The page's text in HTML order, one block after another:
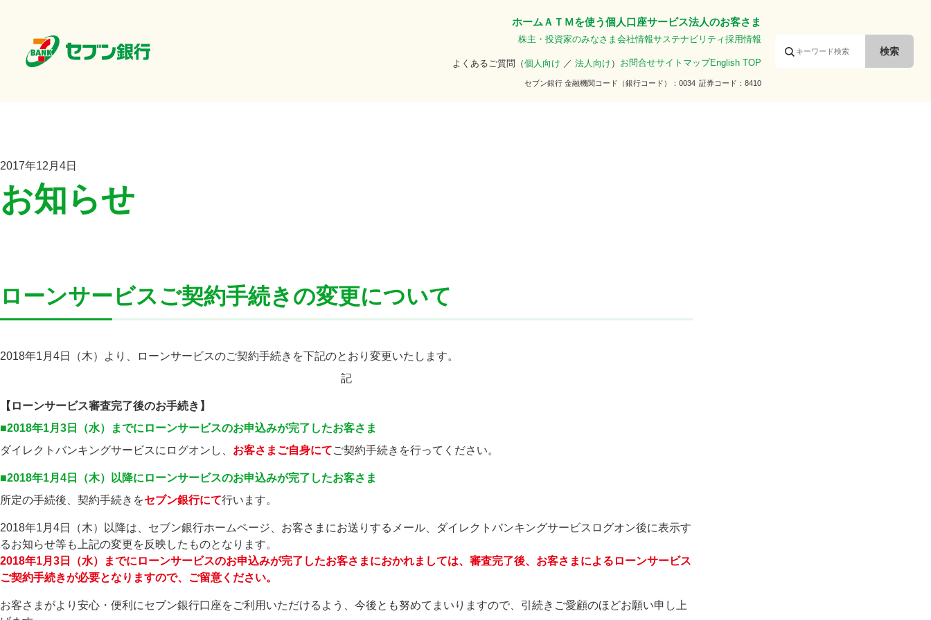
ホーム ＡＴＭを使う個人口座サービス法人のお客さま
株主・投資家のみなさま 会社情報サステナビリティ採用情報
よくあるご質問（個人向け ／ 法人向け ） お問合せサイトマップEnglish TOP
セブン銀行 金融機関コード（銀行コード） 0034 証券コード 8410
2017年12月4日
お知らせ
ローンサービスご契約手続きの変更について
2018年1月4日（木）より、ローンサービスのご契約手続きを下記のとおり変更いたします。
記
【ローンサービス審査完了後のお手続き】
■2018年1月3日（水）までにローンサービスのお申込みが完了したお客さま
ダイレクトバンキングサービスにログオンし、 お客さまご自身にてご契約手続きを行ってください。
■2018年1月4日（木）以降にローンサービスのお申込みが完了したお客さま
所定の手続後、契約手続きをセブン銀行にて行います。
2018年1月4日（木）以降は、セブン銀行ホームページ、お客さまにお送りするメール、ダイレクトバンキングサービスログオン後に表示す
るお知らせ等も上記の変更を反映したものとなります。
2018年1月3日（水）までにローンサービスのお申込みが完了したお客さまにおかれましては、審査完了後、お客さまによるローンサービス
ご契約手続きが必要となりますので、ご留意ください。
お客さまがより安心・便利にセブン銀行口座をご利用いただけるよう、今後とも努めてまいりますので、引続きご愛顧のほどお願い申し上